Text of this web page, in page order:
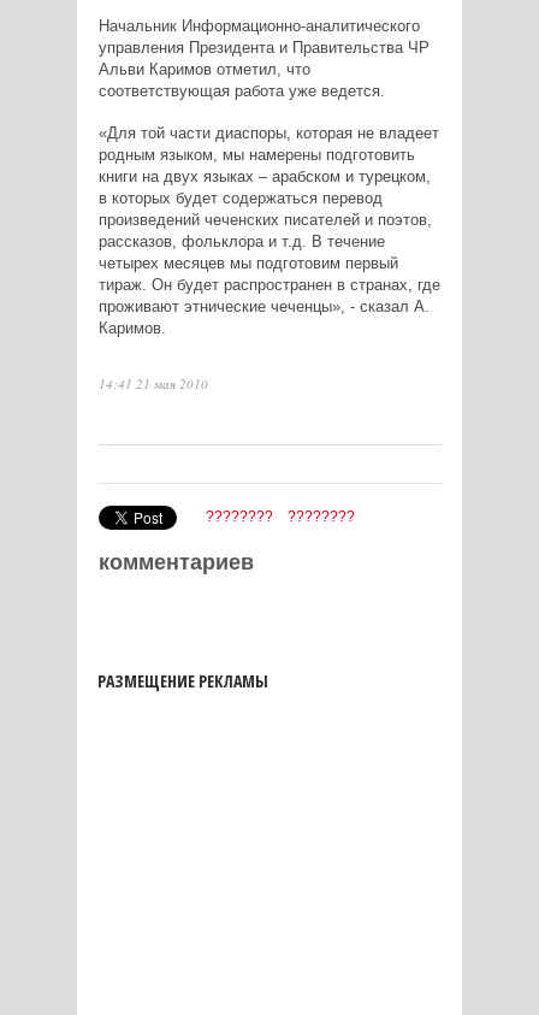
Начальник Информационно-аналитического
управления Президента и Правительства ЧР
Альви Каримов отметил, что
соответствующая работа уже ведется.
«Для той части диаспоры, которая не владеет
родным языком, мы намерены подготовить
книги на двух языках – арабском и турецком,
в которых будет содержаться перевод
произведений чеченских писателей и поэтов,
рассказов, фольклора и т.д. В течение
четырех месяцев мы подготовим первый
тираж. Он будет распространен в странах, где
проживают этнические чеченцы», - сказал А.
Каримов.
14:41 21 мая 2010
???????? ????????
комментариев
РАЗМЕЩЕНИЕ РЕКЛАМЫ